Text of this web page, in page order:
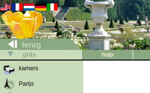
terug
gids hulp
kamers
Parijs